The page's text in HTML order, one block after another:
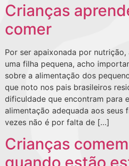
Crianças
comer
Por ser apaixonada por
uma filha pequena, acho
sobre a alimentação dos
que noto nos pais brasileiros
dificuldade que encontram para
alimentação adequada aos seus
vezes não é por falta de […]
Crianças